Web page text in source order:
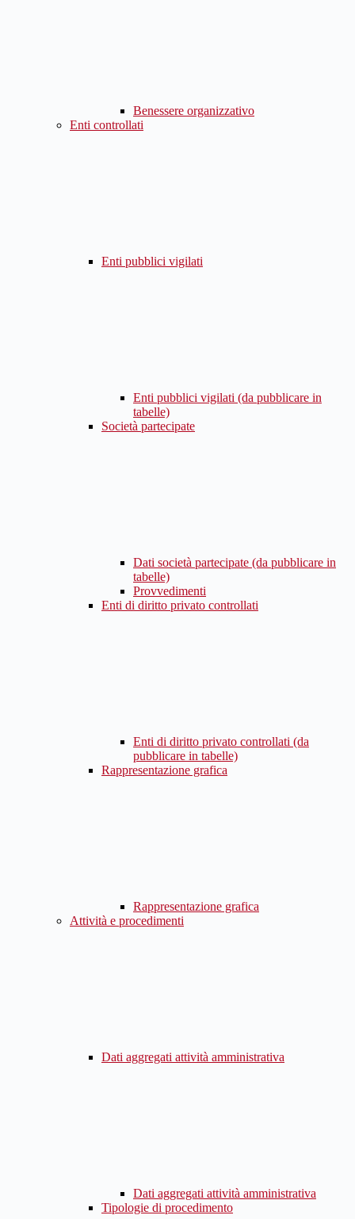
Benessere organizzativo
Enti controllati
Enti pubblici vigilati
Enti pubblici vigilati (da pubblicare in
tabelle)
Società partecipate
Dati società partecipate (da pubblicare in
tabelle)
Provvedimenti
Enti di diritto privato controllati
Enti di diritto privato controllati (da
pubblicare in tabelle)
Rappresentazione grafica
Rappresentazione grafica
Attività e procedimenti
Dati aggregati attività amministrativa
Dati aggregati attività amministrativa
Tipologie di procedimento